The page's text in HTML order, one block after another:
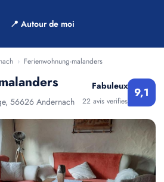
📍 Autour de moi
› Ferienwohnung-malanders
56626 Andernach
Fabuleux
22 avis verifies
9,1